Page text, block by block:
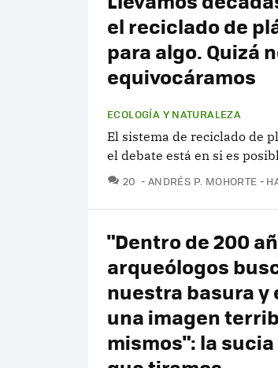
el reciclado de
para algo. Quizá
equivocáramos
ECOLOGÍA Y NATURALEZA
El sistema de reciclado de
el debate está en si es
20 COMENTARIOS
ANDRÉS P. MOHORTE
"Dentro de 200
arqueólogos
nuestra basura
una imagen
mismos": la